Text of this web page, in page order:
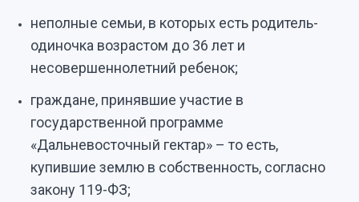
неполные семьи, в которых есть родитель-
одиночка возрастом до 36 лет и
несовершеннолетний ребенок;
граждане, принявшие участие в
государственной программе
«Дальневосточный гектар» – то есть,
купившие землю в собственность, согласно
закону 119-ФЗ;